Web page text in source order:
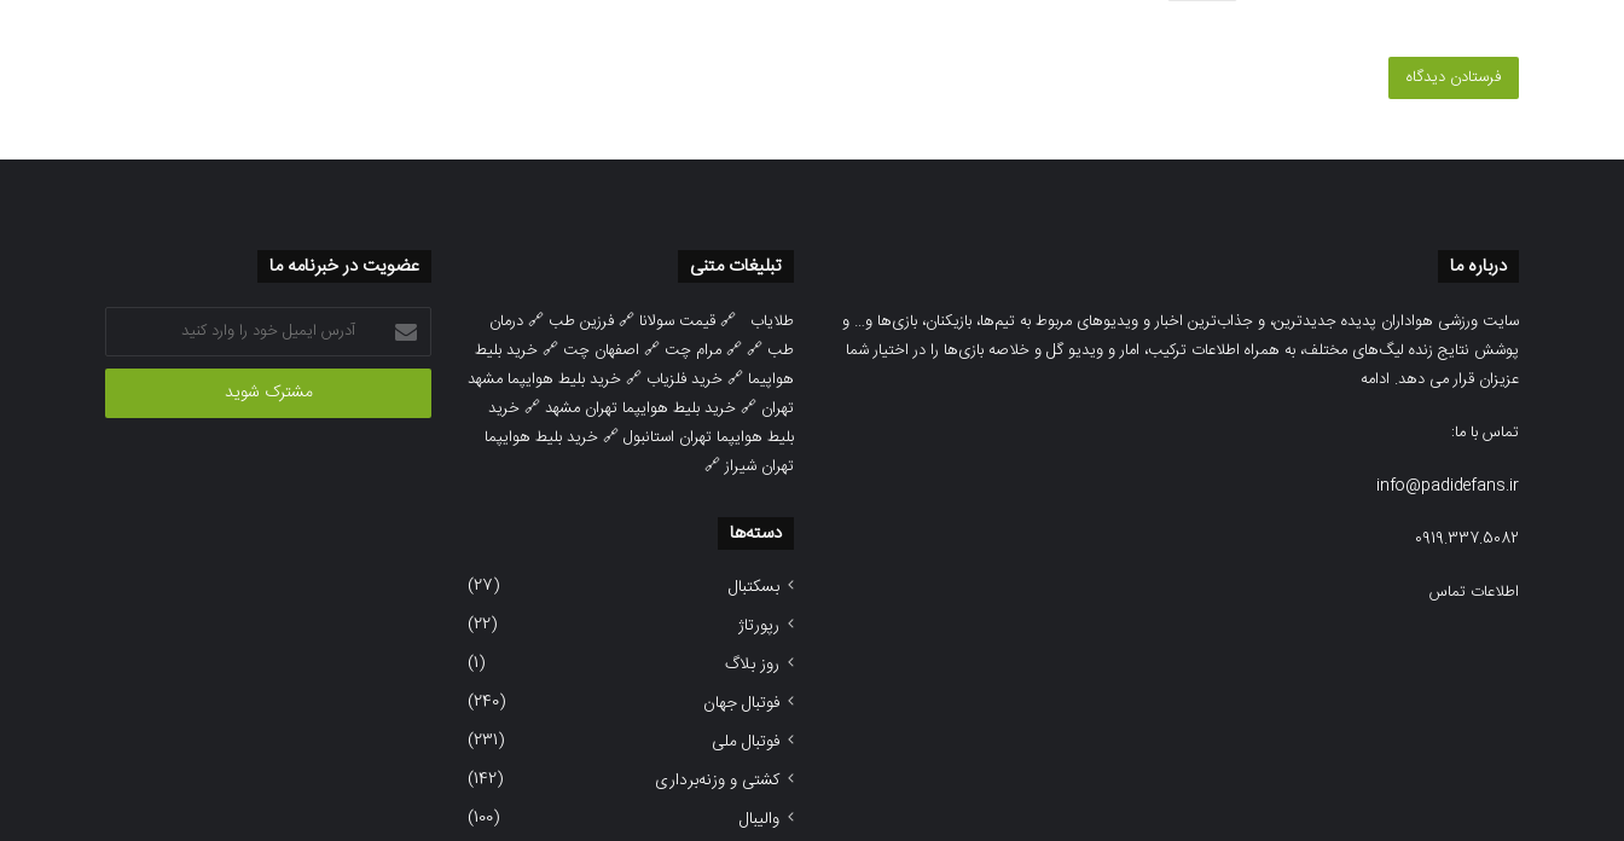
درباره ما
سایت ورزشی هواداران پدیده جدیدترین، و جذاب‌ترین اخبار و ویدیوهای مربوط به تیم‌ها، بازیکنان، بازی‌ها و… و
پوشش نتایج زنده لیگ‌های مختلف، به همراه اطلاعات ترکیب، امار و ویدیو‌‌ گل‌ و خلاصه بازی‌ها را در اختیار شما
عزیزان قرار می دهد. ادامه
تماس با ما:
info@padidefans.ir
0919.337.5082
اطلاعات تماس
تبلیغات متنی
طلایاب 🔗قیمت سولانا 🔗فرزین طب 🔗درمان
طب 🔗 🔗مرام چت 🔗 اصفهان چت 🔗خرید بلیط
هواپیما 🔗خرید فلزیاب 🔗خرید بلیط هوایپما مشهد
تهران 🔗خرید بلیط هوایپما تهران مشهد🔗خرید
بلیط هوایپما تهران استانبول🔗خرید بلیط هوایپما
تهران شیراز🔗
دسته‌ها
بسکتبال
(27)
رپورتاژ
(22)
روز بلاگ
(1)
فوتبال جهان
(240)
فوتبال ملی
(231)
کشتی و وزنه‌برداری
(142)
والیبال
(100)
عضویت در خبرنامه ما
آدرس
ایمیل
خود
وارد